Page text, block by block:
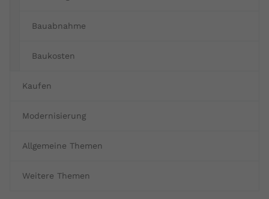
Bauabnahme
Baukosten
Kaufen
Modernisierung
Allgemeine Themen
Weitere Themen